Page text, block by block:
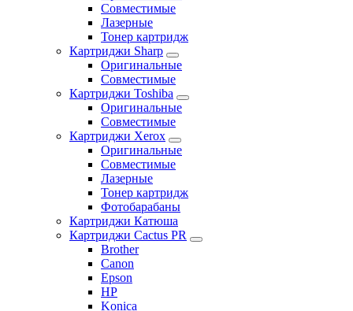
Совместимые
Лазерные
Тонер картридж
Картриджи Sharp
Оригинальные
Совместимые
Картриджи Toshiba
Оригинальные
Совместимые
Картриджи Xerox
Оригинальные
Совместимые
Лазерные
Тонер картридж
Фотобарабаны
Картриджи Катюша
Картриджи Cactus PR
Brother
Canon
Epson
HP
Konica